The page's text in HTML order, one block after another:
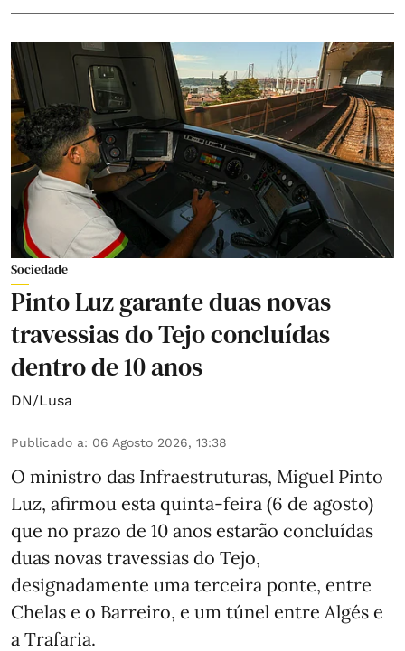
Sociedade
Pinto Luz garante duas novas
travessias do Tejo concluídas
dentro de 10 anos
DN/Lusa
Publicado a: 06 Agosto 2026, 13:38
O ministro das Infraestruturas, Miguel Pinto
Luz, afirmou esta quinta-feira (6 de agosto)
que no prazo de 10 anos estarão concluídas
duas novas travessias do Tejo,
designadamente uma terceira ponte, entre
Chelas e o Barreiro, e um túnel entre Algés e
a Trafaria.